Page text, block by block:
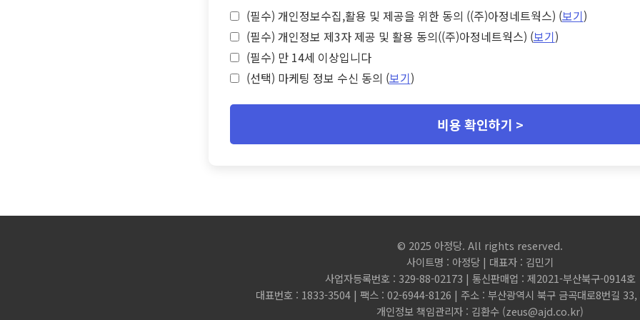
(필수) 개인정보수집,활용 및 제공을 위한 동의 ((주)아정네트웍스) (보기)
(필수) 개인정보 제3자 제공 및 활용 동의((주)아정네트웍스) (보기)
(필수) 만 14세 이상입니다
(선택) 마케팅 정보 수신 동의 (보기)
비용 확인하기 >
© 2025 아정당. All rights reserved.
사이트명 : 아정당 | 대표자 : 김민기
사업자등록번호 : 329-88-02173 | 통신판매업 : 제2021-부산북구-0914호
대표번호 : 1833-3504 | 팩스 : 02-6944-8126 | 주소 : 부산광역시 북구 금곡대로8번길 33,
개인정보 책임관리자 : 김환수 (zeus@ajd.co.kr)